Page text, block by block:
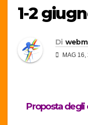
1-2
Di
MAG 16,
Proposta degli